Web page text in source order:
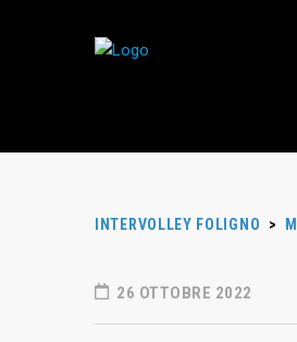
INTERVOLLEY FOLIGNO >
26 OTTOBRE 2022